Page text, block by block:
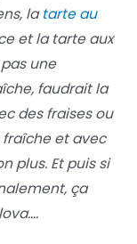
latarte au
et la tarte aux
une
faudrait la
des fraises ou
fraîche et avec
plus. Et puis si
ça